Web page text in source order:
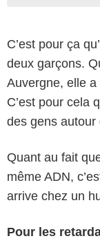
C’est pour ça
deux garçons.
Auvergne, elle a
C’est pour cela
des gens autour
Quant au fait
même ADN,
arrive chez un
Pour les